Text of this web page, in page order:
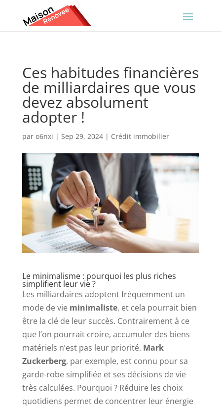
Ces habitudes financières
de milliardaires que vous
devez absolument
adopter !
par o6nxi | Sep 29, 2024| Crédit immobilier
Le minimalisme : pourquoi les plus riches
simplifient leur vie ?
Les milliardaires adoptent fréquemment un
mode de vie minimaliste, et cela pourrait bien
être la clé de leur succès. Contrairement à ce
que l’on pourrait croire, accumuler des biens
matériels n’est pas leur priorité. Mark
Zuckerberg, par exemple, est connu pour sa
garde-robe simplifiée et ses décisions de vie
très calculées. Pourquoi ? Réduire les choix
quotidiens permet de concentrer leur énergie